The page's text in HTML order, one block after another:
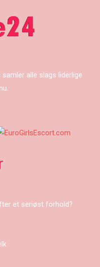
alle slags liderlige
et seriøst forhold?